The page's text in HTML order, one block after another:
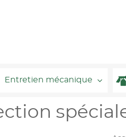
Entretien mécanique